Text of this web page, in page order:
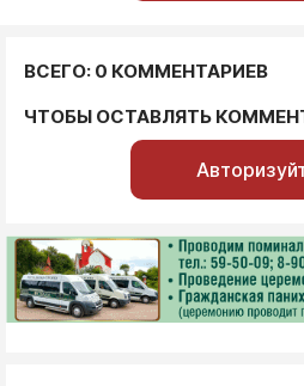
ВСЕГО: 0 КОММЕНТАРИЕВ
ЧТОБЫ ОСТАВЛЯТЬ